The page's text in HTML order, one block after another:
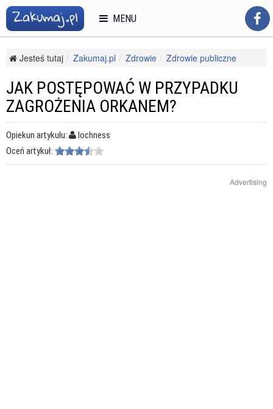
Jesteś tutaj Zakumaj.pl Zdrowie
Zdrowie publiczne
Jak postępować w przypadku zagrożenia orkanem?
JAK POSTĘPOWAĆ W PRZYPADKU
ZAGROŻENIA ORKANEM?
Opiekun artykułu:
lochness
Oceń artykuł:
Advertising
MENU